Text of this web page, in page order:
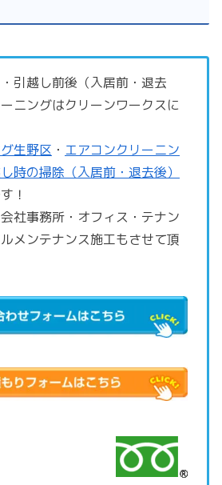
引越し前後（入居前・退去
ニングはクリーンワークスに
生野区 ・ エアコンクリーニン
時の掃除（入居前・退去後）
！
社事務所・オフィス・テナン
メンテナンス施工もさせて頂